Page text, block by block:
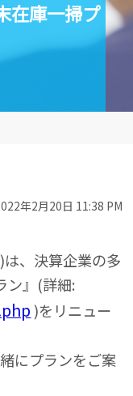
在庫一掃プ
年2月20日 11:38 PM
、決算企業の多
ン』(詳細:
)をリニュー
にプランをご案